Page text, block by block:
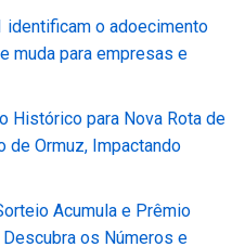
identificam o adoecimento
muda para empresas e
Histórico para Nova Rota de
de Ormuz, Impactando
Acumula e Prêmio
os Números e